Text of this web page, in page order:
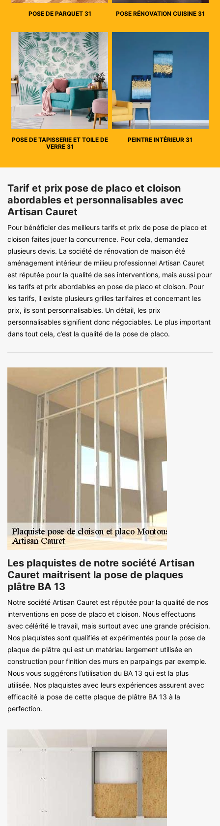
POSE DE PARQUET 31 POSE RÉNOVATION CUISINE 31
POSE DE TAPISSERIE ET TOILE DE
VERRE 31
PEINTRE INTÉRIEUR 31
Tarif et prix pose de placo et cloison
abordables et personnalisables avec
Artisan Cauret
Pour bénéficier des meilleurs tarifs et prix de pose de placo et
cloison faites jouer la concurrence. Pour cela, demandez
plusieurs devis. La société de rénovation de maison été
aménagement intérieur de milieu professionnel Artisan Cauret
est réputée pour la qualité de ses interventions, mais aussi pour
les tarifs et prix abordables en pose de placo et cloison. Pour
les tarifs, il existe plusieurs grilles tarifaires et concernant les
prix, ils sont personnalisables. Un détail, les prix
personnalisables signifient donc négociables. Le plus important
dans tout cela, c’est la qualité de la pose de placo.
Les plaquistes de notre société Artisan
Cauret maitrisent la pose de plaques
plâtre BA 13
Notre société Artisan Cauret est réputée pour la qualité de nos
interventions en pose de placo et cloison. Nous effectuons
avec célérité le travail, mais surtout avec une grande précision.
Nos plaquistes sont qualifiés et expérimentés pour la pose de
plaque de plâtre qui est un matériau largement utilisée en
construction pour finition des murs en parpaings par exemple.
Nous vous suggérons l’utilisation du BA 13 qui est la plus
utilisée. Nos plaquistes avec leurs expériences assurent avec
efficacité la pose de cette plaque de plâtre BA 13 à la
perfection.